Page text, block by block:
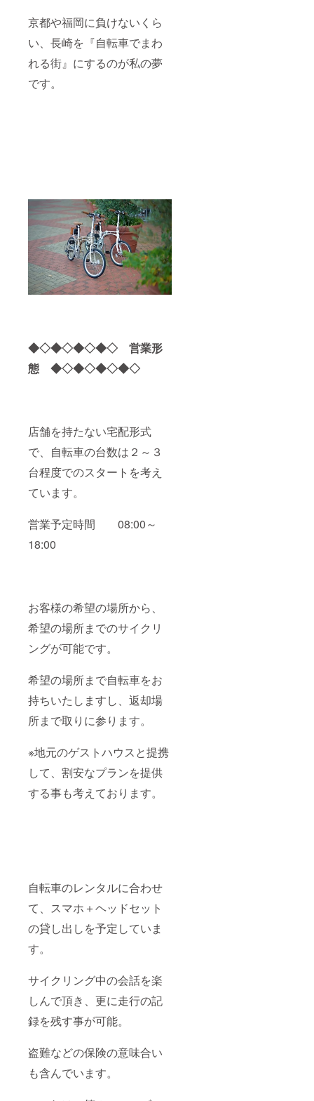
京都や福岡に負けないくら
い、長崎を『自転車でまわ
れる街』にするのが私の夢
です。
◆◇◆◇◆◇◆◇ 営業形
態 ◆◇◆◇◆◇◆◇
店舗を持たない宅配形式
で、自転車の台数は２～３
台程度でのスタートを考え
ています。
営業予定時間 08:00～
18:00
お客様の希望の場所から、
希望の場所までのサイクリ
ングが可能です。
希望の場所まで自転車をお
持ちいたしますし、返却場
所まで取りに参ります。
※地元のゲストハウスと提携
して、割安なプランを提供
する事も考えております。
自転車のレンタルに合わせ
て、スマホ＋ヘッドセット
の貸し出しを予定していま
す。
サイクリング中の会話を楽
しんで頂き、更に走行の記
録を残す事が可能。
盗難などの保険の意味合い
も含んでいます。